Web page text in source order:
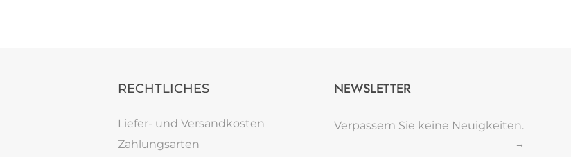
RECHTLICHES
Liefer- und Versandkosten
Zahlungsarten
NEWSLETTER
Verpassem Sie keine Neuigkeiten.
→